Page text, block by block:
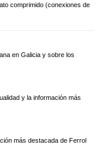
comprimido (conexiones de
en Galicia y sobre los
y la información más
más destacada de Ferrol